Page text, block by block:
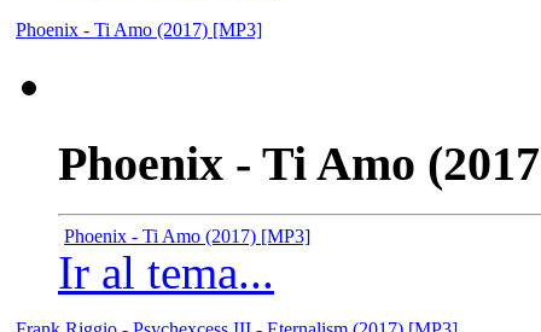
Phoenix - Ti Amo (2017) [MP3]
Phoenix - Ti Amo
Phoenix - Ti Amo (2017) [MP3]
Ir al tema...